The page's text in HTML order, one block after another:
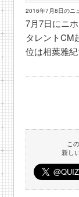
2016年7月8日のニ
7月7日にニ
タレントCM
位は相葉雅
こ
新し